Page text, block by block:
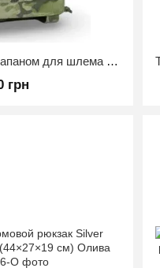
Рюкзак суточный с клапаном для шлема Warrior Spirit Мультикам
грн